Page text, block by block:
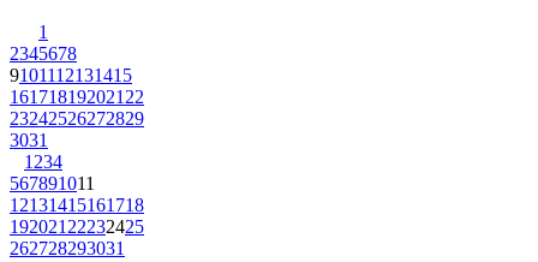
1
2345678
9101112131415
161718192021 22
23242526272829
3031
1 234
567891011
12131415161718
192021 22232425
262728293031